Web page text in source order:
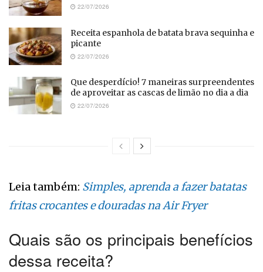
22/07/2026
Receita espanhola de batata brava sequinha e
picante
22/07/2026
Que desperdício! 7 maneiras surpreendentes
de aproveitar as cascas de limão no dia a dia
22/07/2026
Leia também: Simples, aprenda a fazer batatas
fritas crocantes e douradas na Air Fryer
Quais são os principais benefícios
dessa receita?